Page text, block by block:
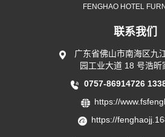
FENGHAO HOTEL
联系我们
广东省佛山市南海区九
园工业大道 18 号浩昕
0757-86914726
https://
https://